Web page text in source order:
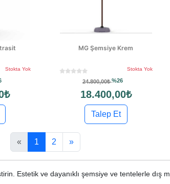
Stokta Yok
MG Şemsiye Krem
Stokta Yok
24.800,00₺%26
18.400,00₺
Talep Et
« 1 2 »
Estetik ve dayanıklı şemsiye ve tentelerle dış